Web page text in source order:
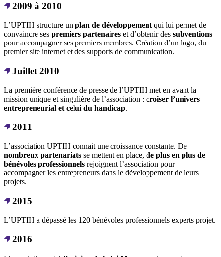
2009 à 2010
L’UPTIH structure un plan de développement qui lui permet de
convaincre ses premiers partenaires et d’obtenir des subventions
pour accompagner ses premiers membres. Création d’un logo, du
premier site internet et des supports de communication.
Juillet 2010
La première conférence de presse de l’UPTIH met en avant la
mission unique et singulière de l’association : croiser l’univers
entrepreneurial et celui du handicap.
2011
L’association UPTIH connait une croissance constante. De
nombreux partenariats se mettent en place, de plus en plus de
bénévoles professionnels rejoignent l’association pour
accompagner les entrepreneurs dans le développement de leurs
projets.
2015
L’UPTIH a dépassé les 120 bénévoles professionnels experts projet.
2016